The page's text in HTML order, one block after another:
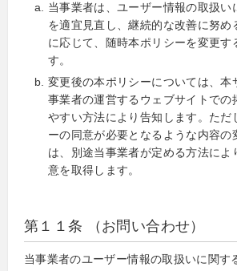
当事業者は、ユーザー情報の取扱い
を適宜見直し、継続的な改善に努め
に応じて、随時本ポリシーを変更す
す。
変更後の本ポリシーについては、本
事業者の運営するウェブサイトでの
やすい方法により告知します。ただ
ーの同意が必要となるような内容の
は、別途当事業者が定める方法によ
意を取得します。
第１１条 （お問い合わせ）
当事業者のユーザー情報の取扱いに関す